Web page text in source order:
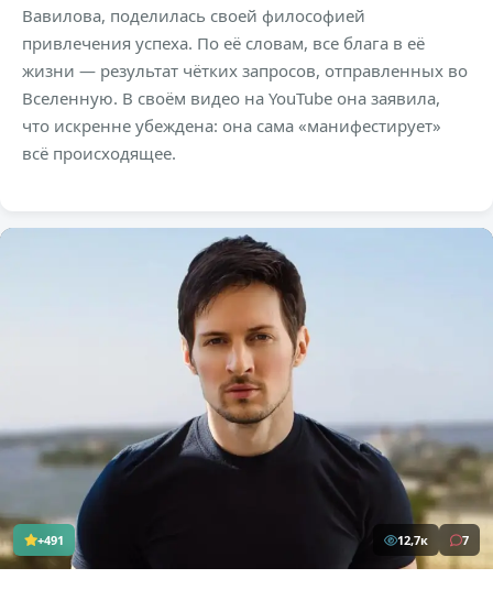
Вавилова, поделилась своей философией
привлечения успеха. По её словам, все блага в её
жизни — результат чётких запросов, отправленных во
Вселенную. В своём видео на YouTube она заявила,
что искренне убеждена: она сама «манифестирует»
всё происходящее.
+491 12,7к 7